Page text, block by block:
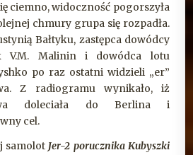
ciemno, widoczność pogorszyła
chmury grupa się rozpadła.
Bałtyku, zastępca dowódcy
V.M. Malinin i dowódca lotu
po raz ostatni widzieli „er”
Z radiogramu wynikało, iż
doleciała do Berlina i
cel.
samolot Jer-2 porucznika Kubyszki